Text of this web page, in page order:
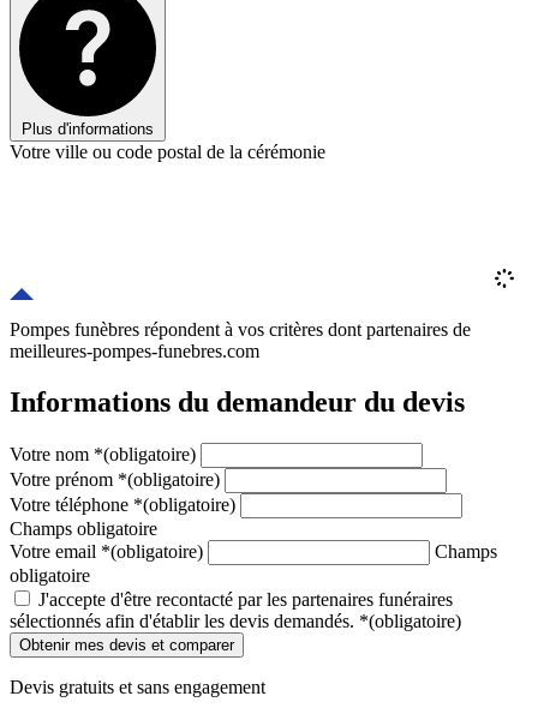
Plus d'informations
Votre ville ou code postal de la cérémonie
Pompes funèbres répondent à vos critères dont partenaires de
meilleures-pompes-funebres.com
Informations du demandeur du devis
Votre nom *(obligatoire)
Votre prénom *(obligatoire)
Votre téléphone *(obligatoire)
Champs obligatoire
Votre email *(obligatoire)
Champs
obligatoire
J'accepte d'être recontacté par les partenaires funéraires
sélectionnés afin d'établir les devis demandés. *(obligatoire)
Devis gratuits et sans engagement